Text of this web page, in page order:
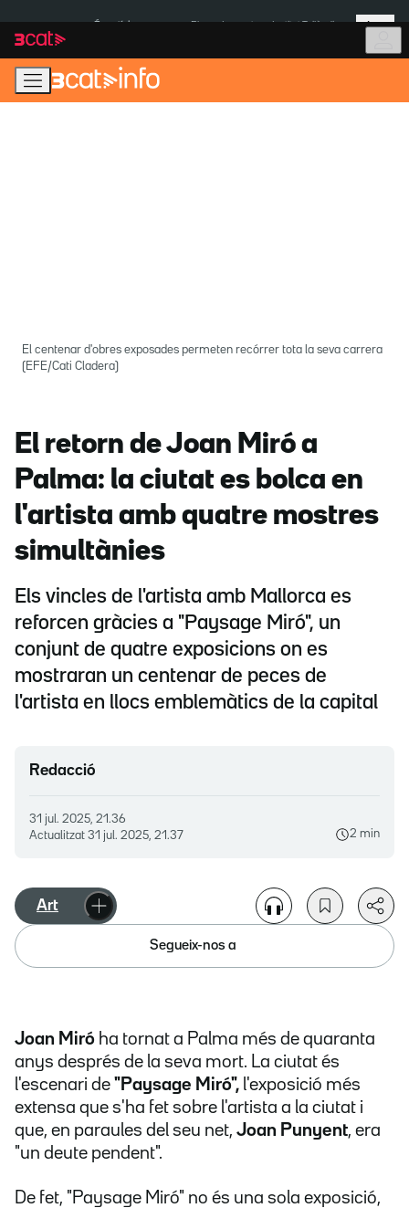
navegació
principal
contingut
Més
El centenar d'obres exposades permeten recórrer tota la seva carrera
(EFE/Cati Cladera)
El retorn de Joan Miró a
Palma: la ciutat es bolca en
l'artista amb quatre mostres
simultànies
Els vincles de l'artista amb Mallorca es
reforcen gràcies a "Paysage Miró", un
conjunt de quatre exposicions on es
mostraran un centenar de peces de
l'artista en llocs emblemàtics de la capital
Redacció
31 jul. 2025, 21.36
Actualitzat 31 jul. 2025, 21.37 2 min
Art
Segueix-nos a
Joan Miró ha tornat a Palma més de quaranta
anys després de la seva mort. La ciutat és
l'escenari de "Paysage Miró", l'exposició més
extensa que s'ha fet sobre l'artista a la ciutat i
que, en paraules del seu net, Joan Punyent, era
"un deute pendent".
De fet, "Paysage Miró" no és una sola exposició,